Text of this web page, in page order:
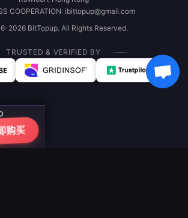
购买
COOPERATION: ibittopup@gmail.com
2026 BitTopup. All Rights Reserved.
TRUSTED & VERIFIED BY